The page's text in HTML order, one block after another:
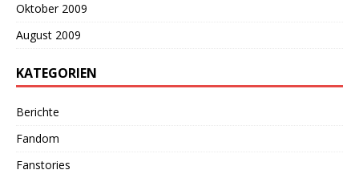
Oktober 2009
August 2009
KATEGORIEN
Berichte
Fandom
Fanstories